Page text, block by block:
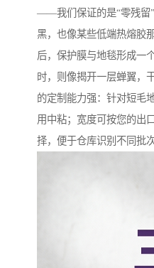
——我们保证的是“零残留
黑，也像某些低端热熔胶
后，保护膜与地毯形成一
时，则像揭开一层蝉翼，
的定制能力强：针对短毛
用中粘；宽度可按您的出
择，便于仓库识别不同批次